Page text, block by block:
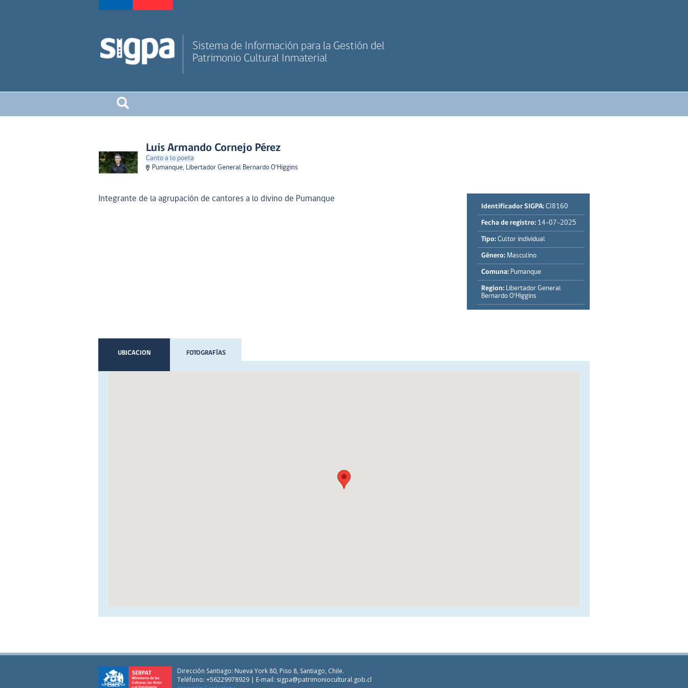
Sistema de Información para la Gestión del
Patrimonio Cultural Inmaterial
Luis Armando Cornejo Pérez
Canto a lo poeta
Pumanque, Libertador General Bernardo O'Higgins
Integrante de la agrupación de cantores a lo divino de Pumanque
Identificador SIGPA: CI8160
Fecha de registro: 14-07-2025
Tipo: Cultor individual
Género: Masculino
Comuna: Pumanque
Region: Libertador General
Bernardo O'Higgins
UBICACION FOTOGRAFÍAS
Dirección Santiago: Nueva York 80, Piso 8, Santiago, Chile.
Teléfono: +56229978929 | E-mail: sigpa@patrimoniocultural.gob.cl